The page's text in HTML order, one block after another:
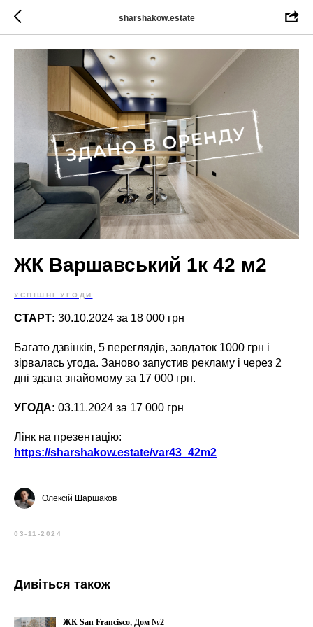
sharshakow.estate
ЖК Варшавський 1к 42 м2
УСПІШНІ УГОДИ
СТАРТ: 30.10.2024 за 18 000 грн
Багато дзвінків, 5 переглядів, завдаток 1000 грн і
зірвалась угода. Заново запустив рекламу і через 2
дні здана знайомому за 17 000 грн.
УГОДА: 03.11.2024 за 17 000 грн
Лінк на презентацію:
https://sharshakow.estate/var43_42m2
Олексій Шаршаков
03-11-2024
Дивіться також
ЖК San Francisco, Дом №2